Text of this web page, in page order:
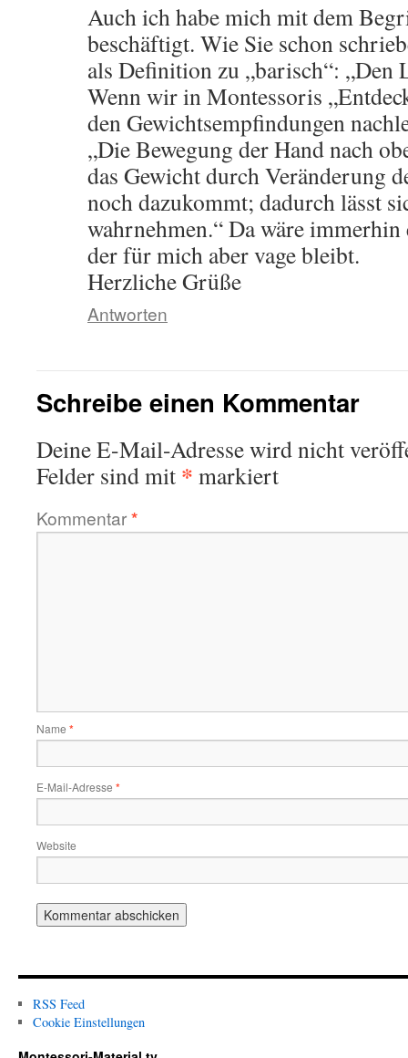
Auch ich habe mich mit dem
beschäftigt. Wie Sie schon
als Definition zu „barisch“: „Den
Wenn wir in Montessoris
den Gewichtsempfindungen
„Die Bewegung der Hand nach
das Gewicht durch Veränderung
noch dazukommt; dadurch lässt
wahrnehmen.“ Da wäre
der für mich aber vage bleibt.
Herzliche Grüße
Antworten
Schreibe einen Kommentar
Deine E-Mail-Adresse wird nicht
Felder sind mit * markiert
Kommentar*
Name *
E-Mail-Adresse *
Website
RSS Feed
Cookie Einstellungen